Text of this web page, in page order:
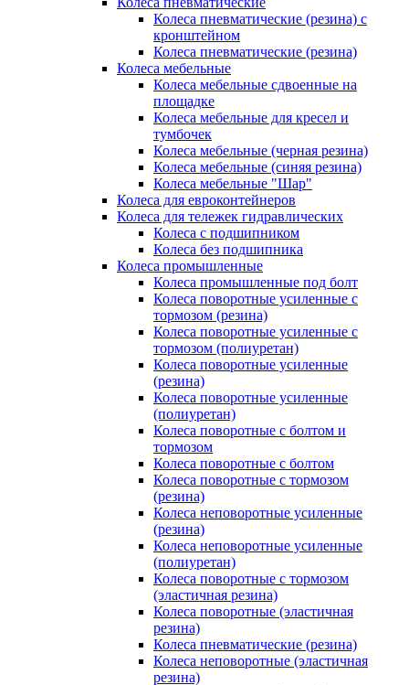
Колеса пневматические (резина) с
кронштейном
Колеса пневматические (резина)
Колеса мебельные
Колеса мебельные сдвоенные на
площадке
Колеса мебельные для кресел и
тумбочек
Колеса мебельные (черная резина)
Колеса мебельные (синяя резина)
Колеса мебельные "Шар"
Колеса для евроконтейнеров
Колеса для тележек гидравлических
Колеса с подшипником
Колеса без подшипника
Колеса промышленные
Колеса промышленные под болт
Колеса поворотные усиленные с
тормозом (резина)
Колеса поворотные усиленные с
тормозом (полиуретан)
Колеса поворотные усиленные
(резина)
Колеса поворотные усиленные
(полиуретан)
Колеса поворотные с болтом и
тормозом
Колеса поворотные с болтом
Колеса поворотные c тормозом
(резина)
Колеса неповоротные усиленные
(резина)
Колеса неповоротные усиленные
(полиуретан)
Колеса поворотные c тормозом
(эластичная резина)
Колеса поворотные (эластичная
резина)
Колеса пневматические (резина)
Колеса неповоротные (эластичная
резина)